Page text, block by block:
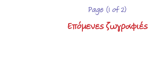
Page (1 of 2)
Επόμενες ζωγραφιές